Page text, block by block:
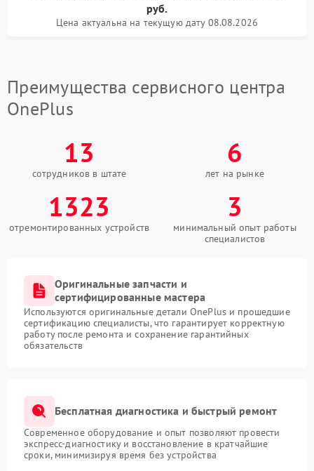
руб.
Цена актуальна на текущую дату 08.08.2026
Преимущества сервисного центра
OnePlus
13
сотрудников в штате
6
лет на рынке
1323
отремонтированных устройств
3
минимальный опыт работы
специалистов
Оригинальные запчасти и
сертифицированные мастера
Используются оригинальные детали OnePlus и прошедшие
сертификацию специалисты, что гарантирует корректную
работу после ремонта и сохранение гарантийных
обязательств
Бесплатная диагностика и быстрый ремонт
Современное оборудование и опыт позволяют провести
экспресс-диагностику и восстановление в кратчайшие
сроки, минимизируя время без устройства